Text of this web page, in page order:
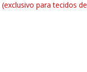
(exclusivo para tecidos de